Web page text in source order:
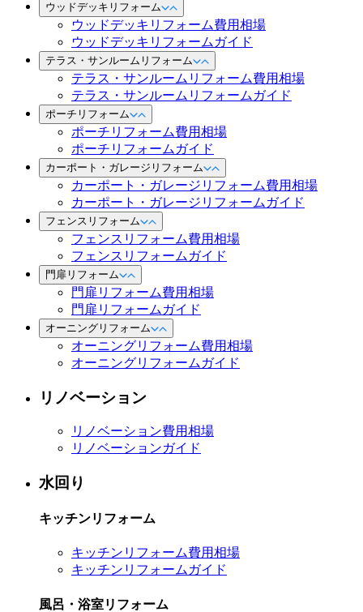
ウッドデッキリフォーム
ウッドデッキリフォーム費用相場
ウッドデッキリフォームガイド
テラス・サンルームリフォーム
テラス・サンルームリフォーム費用相場
テラス・サンルームリフォームガイド
ポーチリフォーム
ポーチリフォーム費用相場
ポーチリフォームガイド
カーポート・ガレージリフォーム
カーポート・ガレージリフォーム費用相場
カーポート・ガレージリフォームガイド
フェンスリフォーム
フェンスリフォーム費用相場
フェンスリフォームガイド
門扉リフォーム
門扉リフォーム費用相場
門扉リフォームガイド
オーニングリフォーム
オーニングリフォーム費用相場
オーニングリフォームガイド
リノベーション
リノベーション費用相場
リノベーションガイド
水回り
キッチンリフォーム
キッチンリフォーム費用相場
キッチンリフォームガイド
風呂・浴室リフォーム